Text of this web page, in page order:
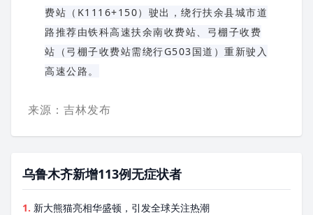
费站（K1116+150）驶出，绕行扶余县城市道
路推荐由铁科高速扶余南收费站、弓棚子收费
站（弓棚子收费站需绕行G503国道）重新驶入
高速公路。
来源：吉林发布
乌鲁木齐新增113例无症状者
1. 新大熊猫亮相华盛顿，引发全球关注热潮